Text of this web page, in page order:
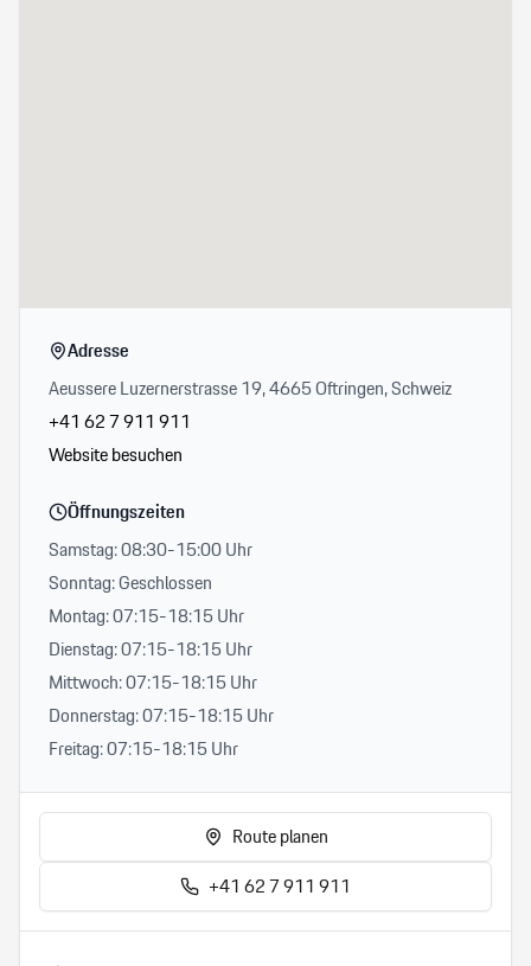
Adresse
Aeussere Luzernerstrasse 19, 4665 Oftringen, Schweiz
+41 62 7 911 911
Website besuchen
Öffnungszeiten
Samstag: 08:30-15:00 Uhr
Sonntag: Geschlossen
Montag: 07:15-18:15 Uhr
Dienstag: 07:15-18:15 Uhr
Mittwoch: 07:15-18:15 Uhr
Donnerstag: 07:15-18:15 Uhr
Freitag: 07:15-18:15 Uhr
Route planen
+41 62 7 911 911